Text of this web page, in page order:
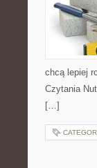
chcą lepiej
Czytania
[…]